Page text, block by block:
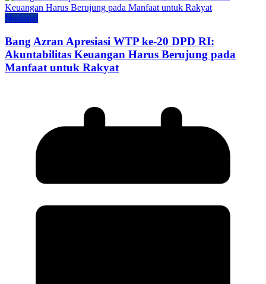
Nasional
Bang Azran Apresiasi WTP ke-20 DPD RI:
Akuntabilitas Keuangan Harus Berujung pada
Manfaat untuk Rakyat